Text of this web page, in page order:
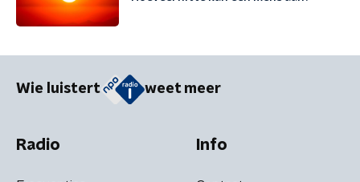
Wie luistert weet meer
Radio Info